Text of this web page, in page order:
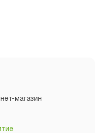
магазин